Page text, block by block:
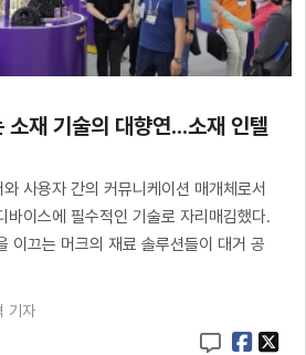
소재 기술의 대향연...소재 인텔
사용자 간의 커뮤니케이션 매개체로서
바이스에 필수적인 기술로 자리매김했다.
이끄는 머크의 재료 솔루션들이 대거 공
기자